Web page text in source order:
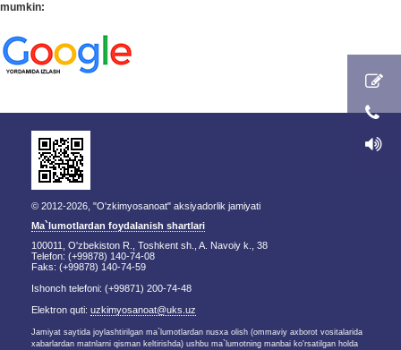
mumkin:
© 2012-2026, "O'zkimyosanoat" aksiyadorlik jamiyati
Ma`lumotlardan foydalanish shartlari
100011, O'zbekiston R., Toshkent sh., A. Navoiy k., 38
Telefon: (+99878) 140-74-08
Faks: (+99878) 140-74-59
Ishonch telefoni: (+99871) 200-74-48
Elektron quti: uzkimyosanoat@uks.uz
Jamiyat saytida joylashtirilgan ma`lumotlardan nusxa olish (ommaviy axborot vositalarida
xabarlardan matnlarni qisman keltirishda) ushbu ma`lumotning manbai ko'rsatilgan holda